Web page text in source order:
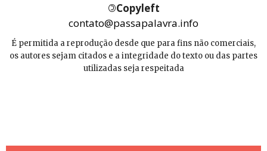
©Copyleft
contato@passapalavra.info
É permitida a reprodução desde que para fins não comerciais,
os autores sejam citados e a integridade do texto ou das partes
utilizadas seja respeitada